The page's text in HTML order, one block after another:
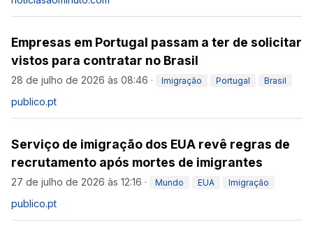
Empresas em Portugal passam a ter de solicitar
vistos para contratar no Brasil
28 de julho de 2026 às 08:46 · Imigração Portugal Brasil
publico.pt
Serviço de imigração dos EUA revê regras de
recrutamento após mortes de imigrantes
27 de julho de 2026 às 12:16 · Mundo EUA Imigração
publico.pt